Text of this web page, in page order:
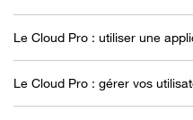
Le Cloud Pro : utiliser une
Le Cloud Pro : gérer vos